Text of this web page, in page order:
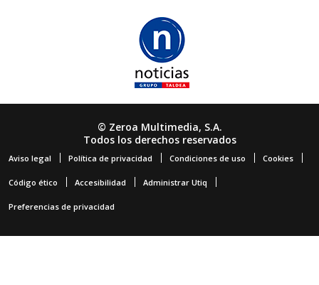
© Zeroa Multimedia, S.A.
Todos los derechos reservados
Aviso legal Política de privacidad Condiciones de uso Cookies
Código ético Accesibilidad Administrar Utiq
Preferencias de privacidad